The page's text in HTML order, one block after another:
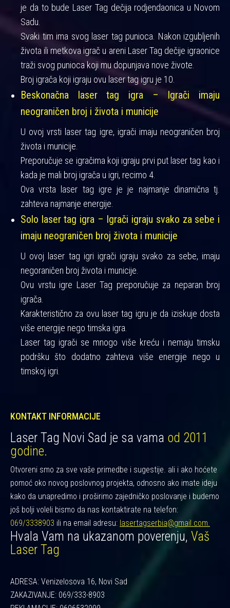
je da to bude Laser Tag dečija rodjendaonica u Novom
Sadu.
Svaki tim ima svog laser tag punioca. Nakon izgubljenih
života ili metkova igrač u areni Laser Tag dečije igraonice
traži svog punioca koji mu dopunjava nove živote.
Broj igrača koji igraju ovu laser tag igru je 10.
Beskonačna laser tag igra – Igrači imaju
neograničen broj i života i municije
U ovoj vrsti laser tag igre, igrači imaju neograničen broj
života i municije.
Preporučuje se igračima koji igraju prvi put laser tag kao i
kada je mali broj igrača u igri, recimo 4.
Ova vrsta laser tag igre je je najmanje dinamična tj.
zahteva najmanje energije.
Solo laser tag igra – Igrači igraju svako za sebe i
imaju neograničen broj života i municije
U ovoj laser tag igri igrači igraju svako za sebe, imaju
negoraničen broj života i municije.
Ovu vrstu igre Laser Tag preporučuje za neparan broj
igrača.
Karakteristično za ovu laser tag igru je da iziskuje dosta
više energije nego timska igra.
Laser tag igrači se mnogo više kreću i nemaju timsku
podršku što dodatno zahteva više energije nego u
timskoj igri.
KONTAKT INFORMACIJE
Laser Tag Novi Sad je sa vama od 2011
godine.
Otvoreni smo za sve vaše primedbe i sugestije. ali i ako hoćete
pomoć oko novog poslovnog projekta, odnosno ako imate ideju
kako da unapredimo i proširimo zajedničko poslovanje i budemo
još bolji voleli bismo da nas kontaktirate na telefon:
069/3338903 ili na email adresu: lasertagserbia@gmail.com.
Hvala Vam na ukazanom poverenju, Vaš
Laser Tag
ADRESA: Venizelosova 16, Novi Sad
ZAKAZIVANJE: 069/333-8903